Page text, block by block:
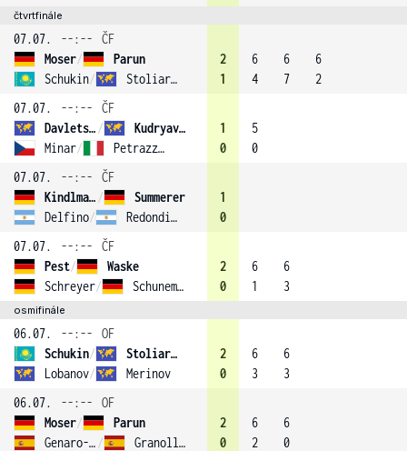
čtvrtfinále
07.07. --:--
ČF
Moser/
Parun
Schukin/ Stoliarov (1)
2
1
6
4
6
7
6
2
07.07.
--:--
ČF
Davletshin /
Kudryavtsev
Minar/ Petrazzuolo (4)
1
0
5
0
07.07.
--:--
ČF
Kindlmann /
Summerer
Delfino/ Redondi (3)
1
0
07.07.
--:--
ČF
Pest/
Waske
Schreyer/ Schunemann
2
0
6
1
6
3
osmifinále
06.07. --:--
OF
Schukin/
Stoliarov (1)
Lobanov/ Merinov
2
0
6
3
6
3
06.07.
--:--
OF
Moser/
Parun
Genaro-Martinez / Granollers-Pujol
2
0
6
2
6
0